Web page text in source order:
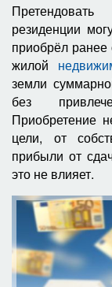
резиденции
приобрёл ранее
жилой
земли
без
Приобретение
цели, от
прибыли от
это не влияет.